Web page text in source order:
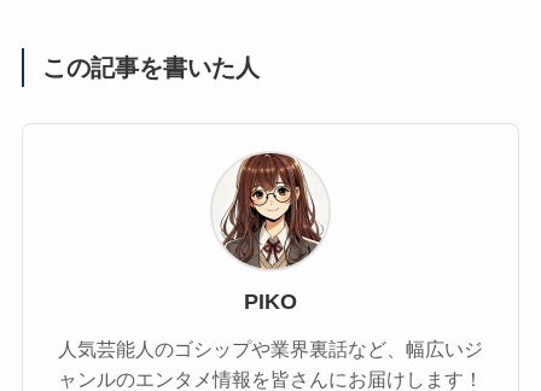
この記事を書いた人
PIKO
人気芸能人のゴシップや業界裏話など、幅広いジ
ャンルのエンタメ情報を皆さんにお届けします！